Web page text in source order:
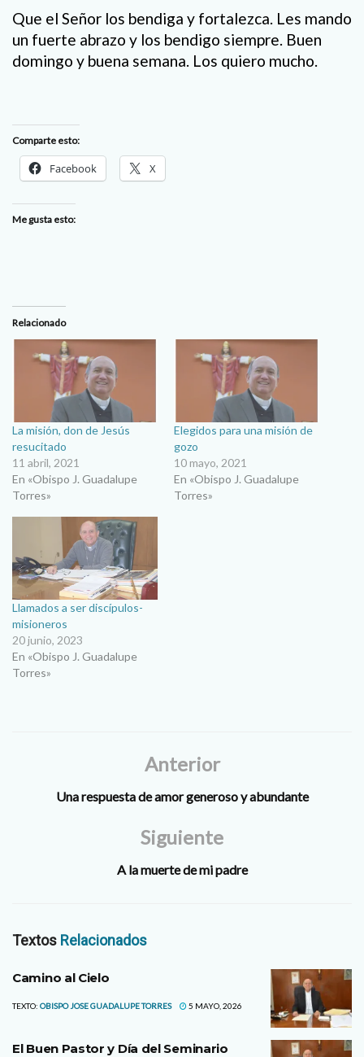
Que el Señor los bendiga y fortalezca. Les mando
un fuerte abrazo y los bendigo siempre. Buen
domingo y buena semana. Los quiero mucho.
Comparte esto:
Facebook X
Me gusta esto:
Relacionado
La misión, don de Jesús
resucitado
11 abril, 2021
En «Obispo J. Guadalupe
Torres»
Elegidos para una misión de
gozo
10 mayo, 2021
En «Obispo J. Guadalupe
Torres»
Llamados a ser discípulos-
misioneros
20 junio, 2023
En «Obispo J. Guadalupe
Torres»
Anterior
Una respuesta de amor generoso y abundante
Siguiente
A la muerte de mi padre
Textos Relacionados
Camino al Cielo
TEXTO: OBISPO JOSE GUADALUPE TORRES 5 MAYO, 2026
El Buen Pastor y Día del Seminario